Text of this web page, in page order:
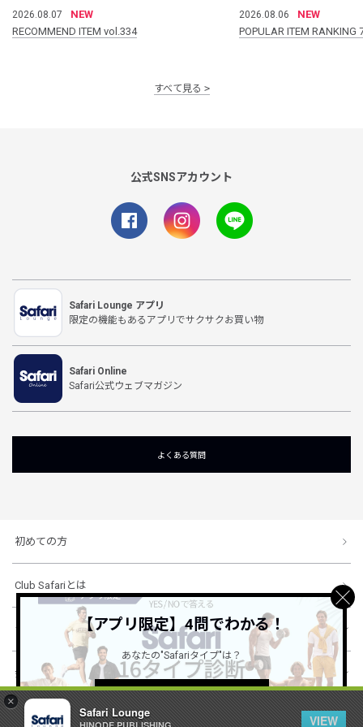
×
Safari Lounge
VIEW
2026.08.07
NEW
RECOMMEND ITEM vol.334
2026.08.06
NEW
POPULAR ITEM
すべて見る
公式SNSアカウント
Safari Lounge アプリ
限定の機能もあるアプリでサクサクお買い物
Safari Online
Safari公式ウェブマガジン
よくある質問
初めての方
Club Safariとは
ショッピングガイド
会社概要・規約
【アプリ限定】4問でわかる！
あなたの"Safariタイプ"は？
詳しくはこちら ＞